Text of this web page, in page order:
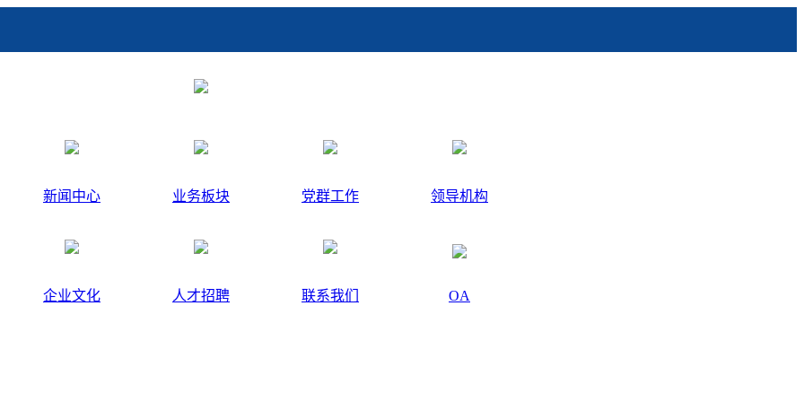
新闻中心 业务板块 党群工作 领导机构
企业文化 人才招聘 联系我们 OA